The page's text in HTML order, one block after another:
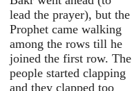
lead the prayer), but the
Prophet came walking
among the rows till he
joined the first row. The
people started clapping
and they clapped too